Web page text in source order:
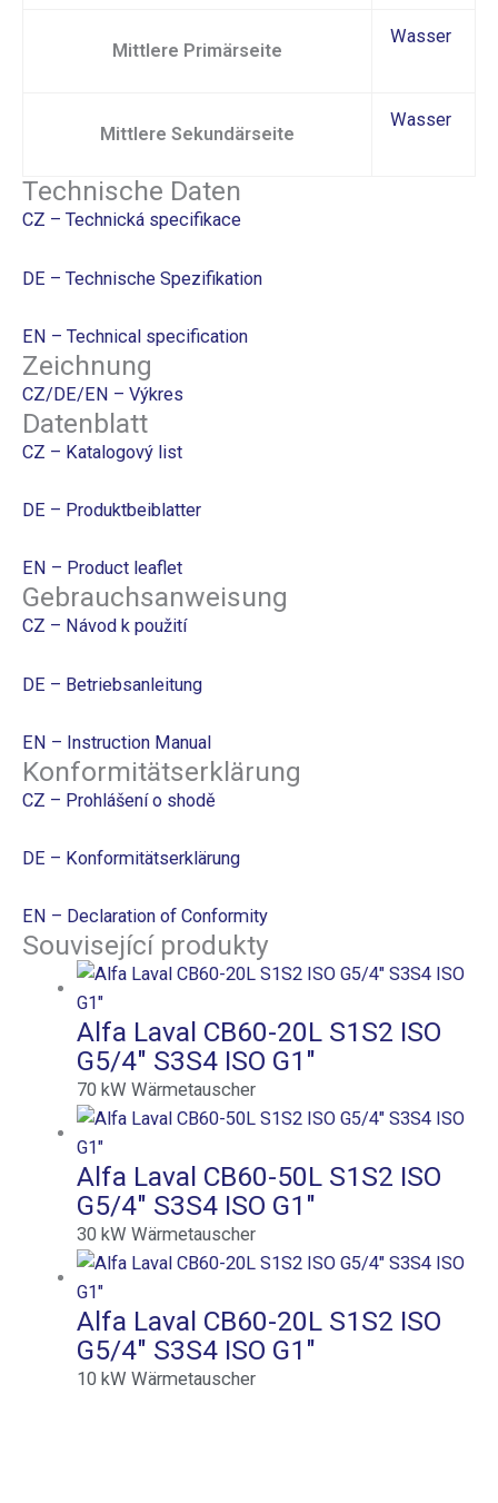
Mittlere Primärseite
Wasser
Mittlere Sekundärseite
Wasser
Technische Daten
CZ – Technická specifikace
DE – Technische Spezifikation
EN – Technical specification
Zeichnung
CZ/DE/EN – Výkres
Datenblatt
CZ – Katalogový list
DE – Produktbeiblatter
EN – Product leaflet
Gebrauchsanweisung
CZ – Návod k použití
DE – Betriebsanleitung
EN – Instruction Manual
Konformitätserklärung
CZ – Prohlášení o shodě
DE – Konformitätserklärung
EN – Declaration of Conformity
Související produkty
Alfa Laval CB60-20L S1S2 ISO
G5/4″ S3S4 ISO G1″
70 kW Wärmetauscher
Alfa Laval CB60-50L S1S2 ISO
G5/4″ S3S4 ISO G1″
30 kW Wärmetauscher
Alfa Laval CB60-20L S1S2 ISO
G5/4″ S3S4 ISO G1″
10 kW Wärmetauscher